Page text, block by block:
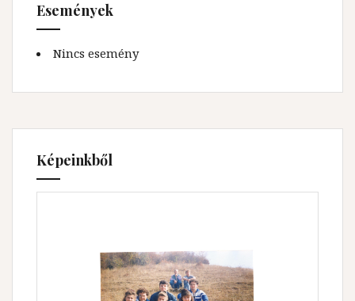
Események
Nincs esemény
Képeinkből